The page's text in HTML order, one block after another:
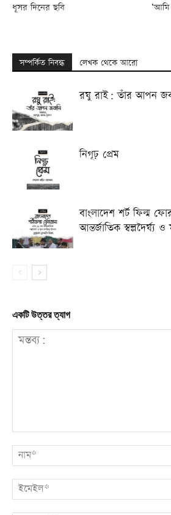
ধূসর দিনের ছবি
‘আমি
সম্পর্কিত নিবন্ধ লেখক থেকে আরো
রঘু রাই: তাঁর আপন
নিগূঢ় প্রেম
বাংলাদেশ শর্ট ফিল্ম
আন্তর্জাতিক স্বল্পদৈর্ঘ্য
একটি উত্তর ত্যাগ